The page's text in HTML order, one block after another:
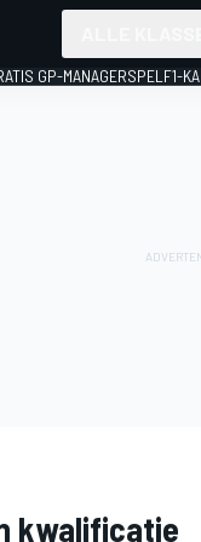
GP-MANAGERSPEL F1-
kwalificatie